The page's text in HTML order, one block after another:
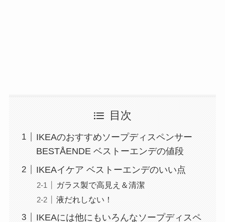
目次
IKEAのおすすめソープディスペンサー
BESTÅENDE ベストーエンデの値段
IKEAイケア ベストーエンデのいい点
ガラス製で高見え＆清潔
液だれしない！
IKEAには他にもいろんなソープディスペ